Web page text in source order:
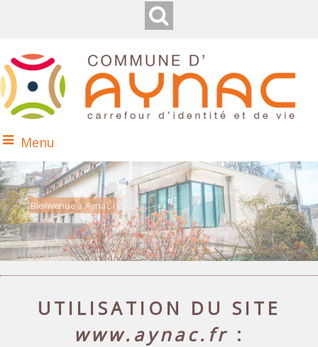
Menu
Bienvenue à Aynac !
UTILISATION DU SITE
www.aynac.fr: